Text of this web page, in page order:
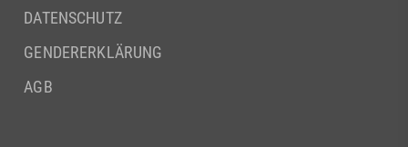
DATENSCHUTZ
GENDERERKLÄRUNG
AGB